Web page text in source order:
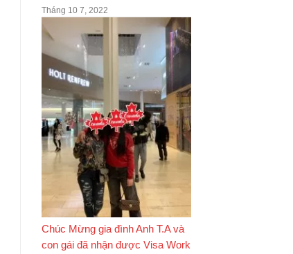
Tháng 10 7, 2022
Chúc Mừng gia đình Anh T.A và
con gái đã nhận được Visa Work